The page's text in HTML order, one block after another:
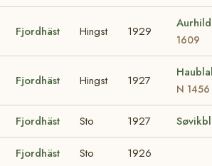
Fjordhäst Hingst 1929
1609
Fjordhäst Hingst 1927
N 1456
Fjordhäst Sto 1927
Fjordhäst Sto 1926